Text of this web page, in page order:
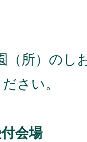
（所）のし
さい。
会場